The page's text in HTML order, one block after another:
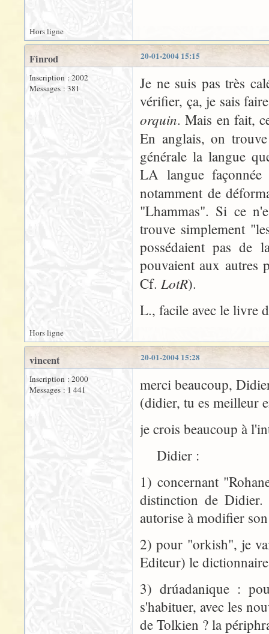
Hors ligne
20-01-2004 15:15
Finrod
Inscription : 2002
Messages : 381
Je ne suis pas très
vérifier, ça, je sais
orquin. Mais en fait,
En anglais, on
générale la langue
LA langue
notamment de
"Lhammas". Si ce
trouve simplement
possédaient pas de
pouvaient aux autres
Cf. LotR).
L., facile avec le livre
Hors ligne
20-01-2004 15:28
vincent
Inscription : 2000
Messages : 1 441
merci beaucoup,
(didier, tu es meilleur
je crois beaucoup à
Didier :
1) concernant
distinction de Didier.
autorise à modifier
2) pour "orkish", je
Editeur) le
3) drúadanique :
s'habituer, avec les
de Tolkien ? la